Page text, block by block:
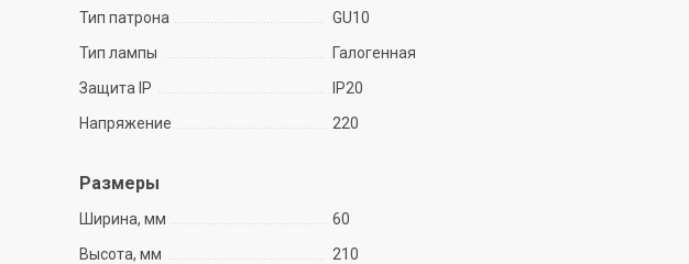
Тип патрона
GU10
Тип лампы
Галогенная
Защита IP
IP20
Напряжение
220
Размеры
Ширина, мм
60
Высота, мм
210